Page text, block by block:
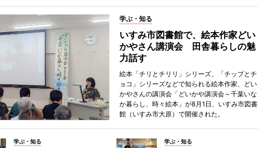
学ぶ・知る
いすみ市図書館で、絵本作家どい
かやさん講演会 田舎暮らしの魅
力話す
絵本「チリとチリリ」シリーズ、「チップとチ
ョコ」シリーズなどで知られる絵本作家、どい
かやさんの講演会「どいかや講演会～千葉いな
か暮らし、時々絵本」が8月1日、いすみ市図書
館（いすみ市大原）で開催された。
学ぶ・知る 学ぶ・知る